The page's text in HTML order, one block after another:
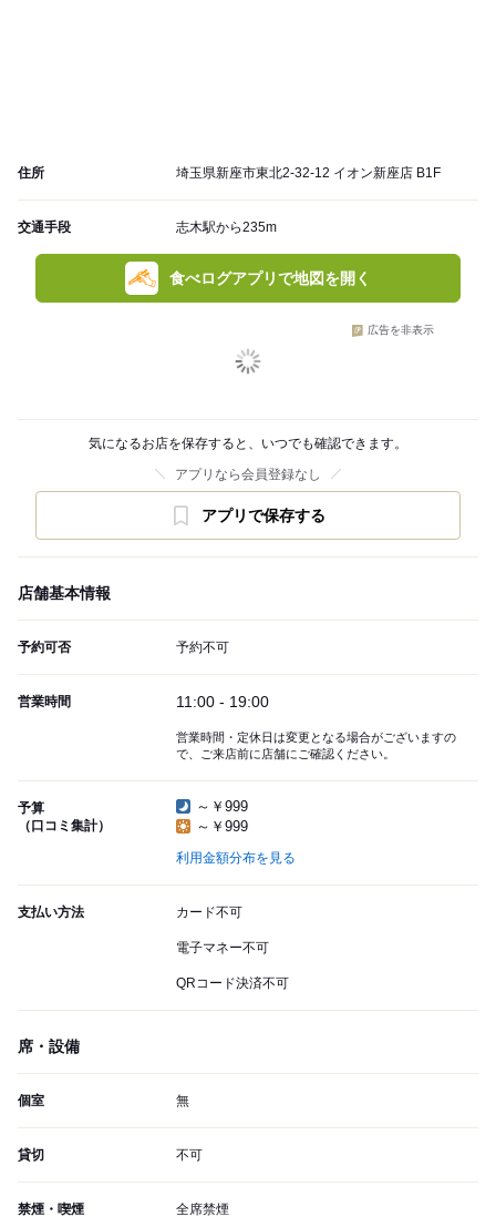
住所 埼玉県新座市東北2-32-12 イオン新座店 B1F
交通手段 志木駅から235m
食べログアプリで地図を開く
広告を非表示
気になるお店を保存すると、いつでも確認できます。
アプリなら会員登録なし
アプリで保存する
店舗基本情報
予約可否 予約不可
営業時間 11:00 - 19:00
営業時間・定休日は変更となる場合がございますの
で、ご来店前に店舗にご確認ください。
予算
（口コミ集計）
～￥999
～￥999
利用金額分布を見る
支払い方法 カード不可
電子マネー不可
QRコード決済不可
席・設備
個室 無
貸切 不可
禁煙・喫煙 全席禁煙